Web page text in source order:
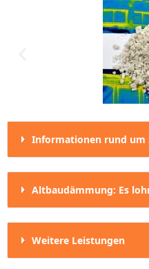
Informationen rund um
Altbaudämmung: Es
Weitere Leistungen